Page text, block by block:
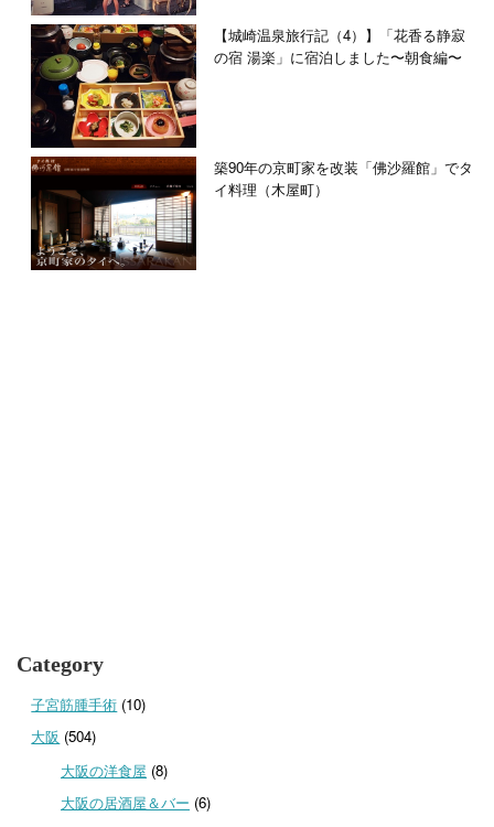
【城崎温泉旅行記（4）】「花香る静寂
の宿 湯楽」に宿泊しました〜朝食編〜
築90年の京町家を改装「佛沙羅館」でタ
イ料理（木屋町）
Category
子宮筋腫手術 (10)
大阪 (504)
大阪の洋食屋 (8)
大阪の居酒屋＆バー (6)